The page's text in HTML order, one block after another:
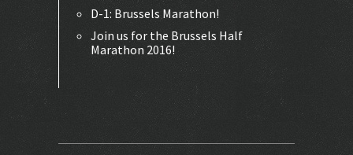
D-1: Brussels Marathon!
Join us for the Brussels Half
Marathon 2016!